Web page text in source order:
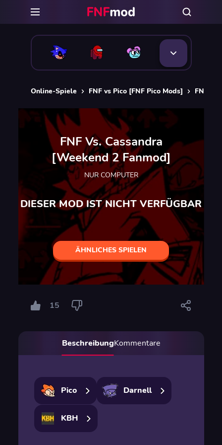
Online-Spiele FNF vs Pico [FNF Pico Mods] FNF
FNF Vs. Cassandra
[Weekend 2 Fanmod]
NUR COMPUTER
DIESER MOD IST NICHT VERFÜGBAR
ÄHNLICHES SPIELEN
15
BeschreibungKommentare
Pico Darnell
KBH